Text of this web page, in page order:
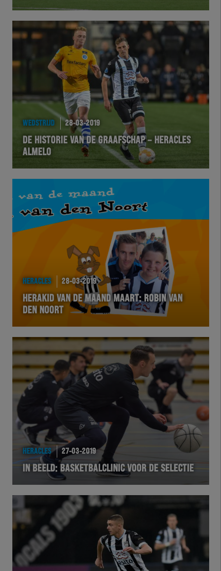
HERTEL
Natuurgras
Heracles
BusinessClub
Team Zwart Wit
WEDSTRIJD 28-03-2019
DE HISTORIE VAN DE GRAAFSCHAP – HERACLES
ALMELO
HERACLES 28-03-2019
HERAKID VAN DE MAAND MAART: ROBIN VAN
DEN NOORT
HERACLES 27-03-2019
IN BEELD: BASKETBALCLINIC VOOR DE SELECTIE